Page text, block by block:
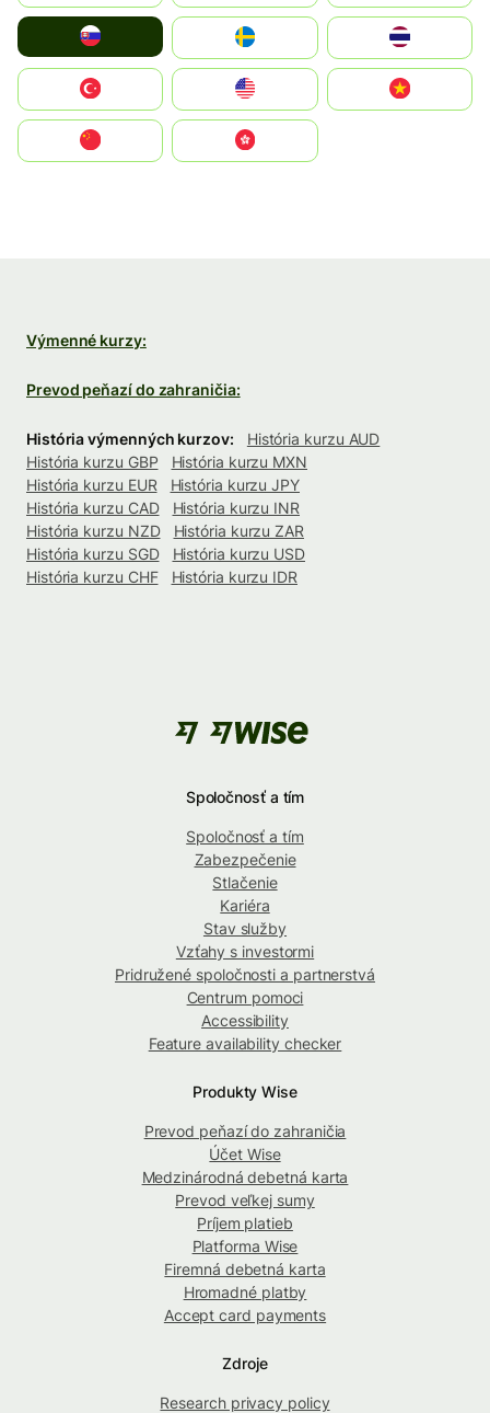
United States
中國香港特別行政區
Výmenné kurzy:
Prevod peňazí do zahraničia:
História výmenných kurzov:
História kurzu AUD
História kurzu GBP
História kurzu MXN
História kurzu EUR
História kurzu JPY
História kurzu CAD
História kurzu INR
História kurzu NZD
História kurzu ZAR
História kurzu SGD
História kurzu USD
História kurzu CHF
História kurzu IDR
Spoločnosť a tím
Spoločnosť a tím
Zabezpečenie
Stlačenie
Kariéra
Stav služby
Vzťahy s investormi
Pridružené spoločnosti a partnerstvá
Centrum pomoci
Accessibility
Feature availability checker
Produkty Wise
Prevod peňazí do zahraničia
Účet Wise
Medzinárodná debetná karta
Prevod veľkej sumy
Príjem platieb
Platforma Wise
Firemná debetná karta
Hromadné platby
Accept card payments
Zdroje
Research privacy policy